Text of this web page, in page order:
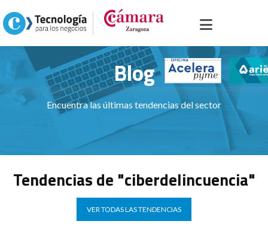
Inicio
Blog
Encuentra las últimas tendencias del sector
Tendencias de "ciberdelincuencia"
VER TODAS LAS TENDENCIAS